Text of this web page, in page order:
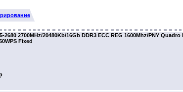
2700MHz/20480Kb/16Gb DDR3 ECC REG 1600Mhz/PNY Quadro
Fixed